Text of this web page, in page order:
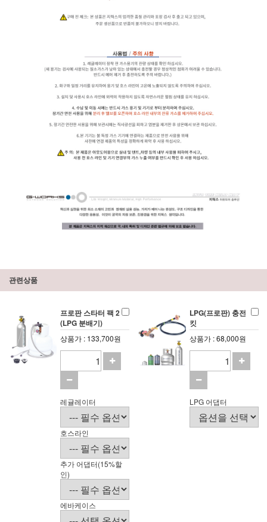
관련상품
프로판 스타터 팩 2
(LPG 분배기)
상품가 : 133,700원
레귤레이터
호스라인
추가 어댑터(15%할
인)
에바케이스
LPG(프로판) 충전
킷
상품가 : 68,000원
LPG 어댑터